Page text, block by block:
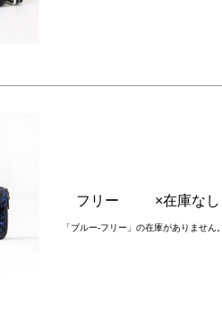
フリー ×在庫なし
「ブルー-フリー」の在庫がありません。